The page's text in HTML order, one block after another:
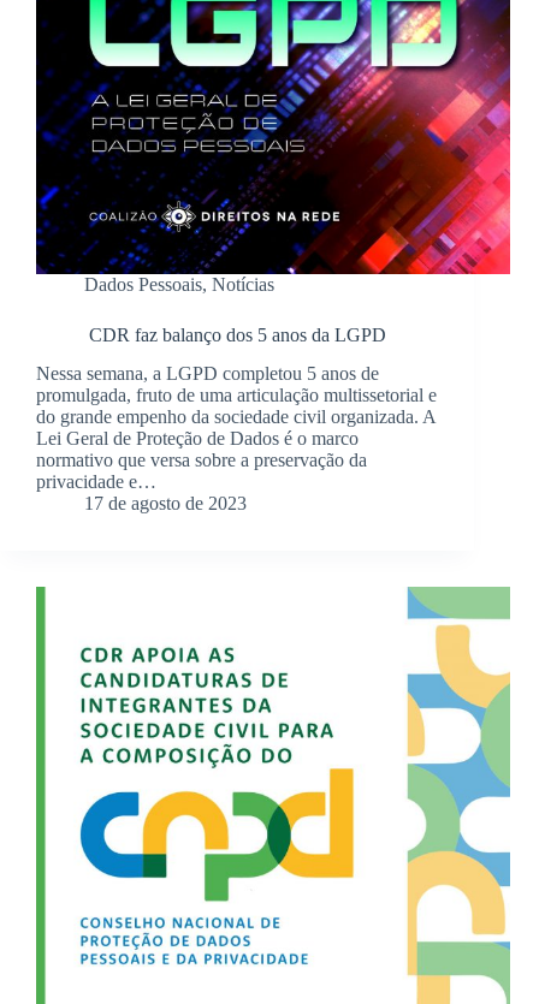
Dados Pessoais, Notícias
CDR faz balanço dos 5 anos da LGPD
Nessa semana, a LGPD completou 5 anos de
promulgada, fruto de uma articulação multissetorial e
do grande empenho da sociedade civil organizada. A
Lei Geral de Proteção de Dados é o marco
normativo que versa sobre a preservação da
privacidade e…
17 de agosto de 2023